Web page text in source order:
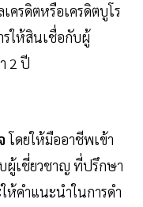
ครดิตหรือเครดิตบูโร
รให้สินเชื่อกับผู้
2 ปี
โดยให้มืออาชีพเข้า
ผู้เชี่ยวชาญ ที่ปรึกษา
ห้คําแนะนําในการดํา